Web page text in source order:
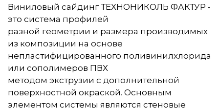
Виниловый сайдинг ТЕХНОНИКОЛЬ ФАКТУР -
это система профилей
разной геометрии и размера производимых
из композиции на основе
непластифицированного поливинилхлорида
или сополимеров ПВХ
методом экструзии с дополнительной
поверхностной окраской. Основным
элементом системы являются стеновые